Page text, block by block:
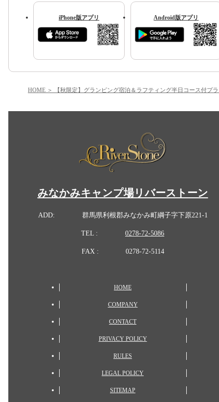
iPhone版アプリ Android版アプリ
HOME 【秋限定】グランピング宿泊＆ラフティング半日コース付プ
みなかみキャンプ場リバーストーン
ADD: 群馬県利根郡みなかみ町綱子字下原221-1
TEL : 0278-72-5086
FAX : 0278-72-5114
HOME
COMPANY
CONTACT
PRIVACY POLICY
RULES
LEGAL POLICY
SITEMAP